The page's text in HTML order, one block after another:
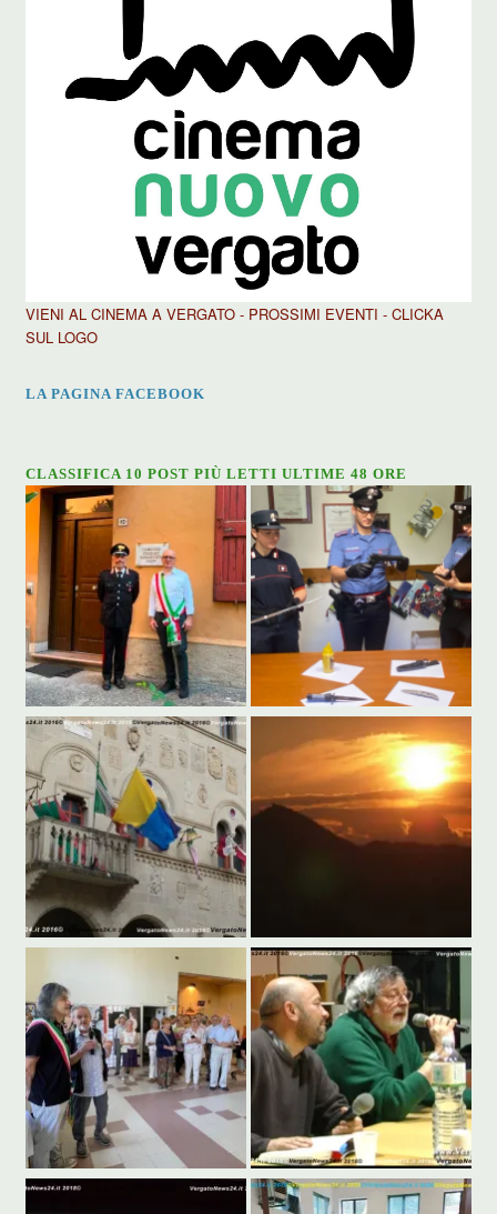
VIENI AL CINEMA A VERGATO - PROSSIMI EVENTI - CLICKA
SUL LOGO
LA PAGINA FACEBOOK
CLASSIFICA 10 POST PIÙ LETTI ULTIME 48 ORE